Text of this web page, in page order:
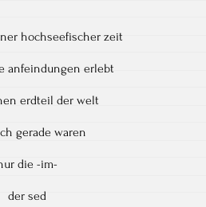
hochseefischer zeit
anfeindungen erlebt
erdteil der welt
gerade waren
die -im-
der sed